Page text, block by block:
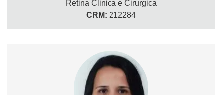
Retina Clinica e Cirurgica
CRM: 212284